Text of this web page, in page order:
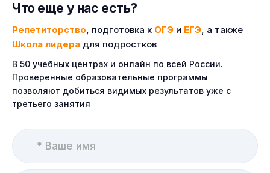
Что еще у нас есть?
Репетиторство, подготовка к ОГЭ и ЕГЭ, а также
Школа лидера для подростков
В 50 учебных центрах и онлайн по всей России.
Проверенные образовательные программы
позволяют добиться видимых результатов уже с
третьего занятия